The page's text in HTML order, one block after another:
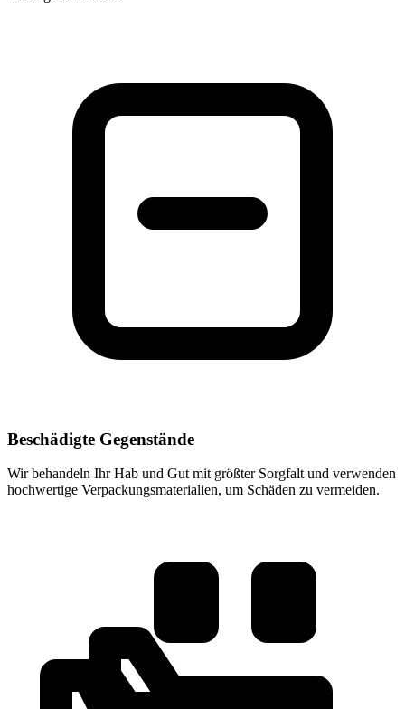
Beschädigte Gegenstände
Wir behandeln Ihr Hab und Gut mit größter Sorgfalt und verwenden
hochwertige Verpackungsmaterialien, um Schäden zu vermeiden.